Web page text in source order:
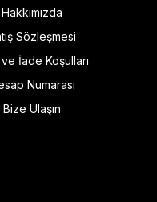
Hakkımızda
Sözleşmesi
İade Koşulları
Numarası
Bize Ulaşın